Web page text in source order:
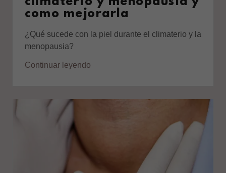
como mejorarla
¿Qué sucede con la piel durante el climaterio y la
menopausia?
Continuar leyendo